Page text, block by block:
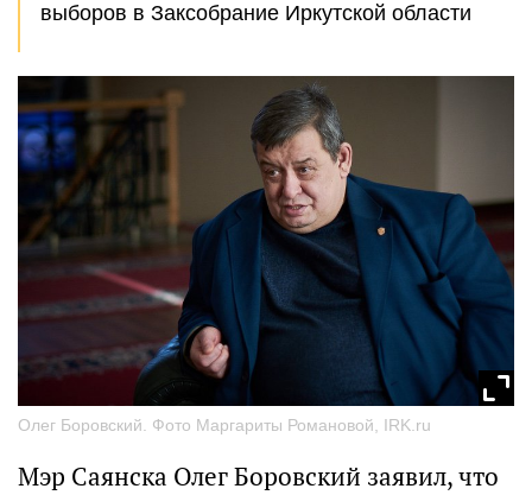
выборов в Заксобрание Иркутской области
Олег Боровский. Фото Маргариты Романовой, IRK.ru
Мэр Саянска Олег Боровский заявил, что